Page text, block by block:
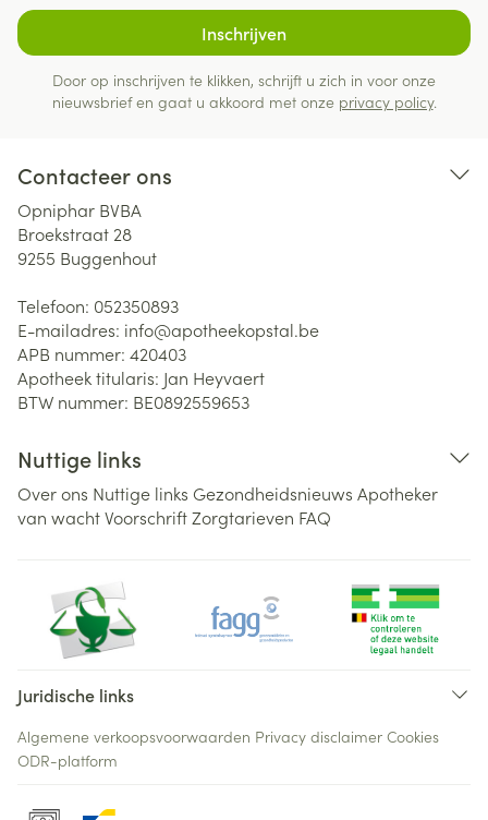
Inschrijven
Door op inschrijven te klikken, schrijft u zich in voor onze
nieuwsbrief en gaat u akkoord met onze privacy policy.
Contacteer ons
Opniphar BVBA
Broekstraat 28
9255 Buggenhout
Telefoon: 052350893
E-mailadres: info@apotheekopstal.be
APB nummer: 420403
Apotheek titularis: Jan Heyvaert
BTW nummer: BE0892559653
Nuttige links
Over ons Nuttige links Gezondheidsnieuws Apotheker
van wachtVoorschriftZorgtarieven FAQ
Juridische links
Algemene verkoopsvoorwaarden Privacy disclaimer Cookies
ODR-platform